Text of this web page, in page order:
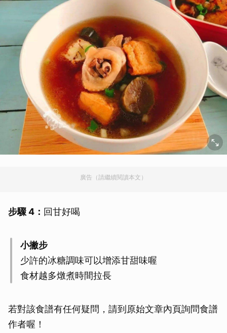
廣告（請繼續閱讀本文）
步驟 4： 回甘好喝
小撇步
少許的冰糖調味可以增添甘甜味喔
食材越多燉煮時間拉長
若對該食譜有任何疑問，請到原始文章內頁詢問食譜
作者喔！